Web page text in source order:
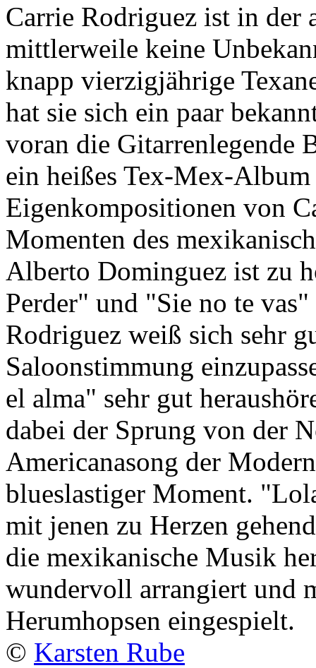
Carrie Rodriguez ist in der
mittlerweile keine
knapp vierzigjährige
hat sie sich ein paar
voran die Gitarrenlegende
ein heißes Tex-Mex-
Eigenkompositionen von
Momenten des
Alberto Dominguez ist zu
Perder" und "Sie no te
Rodriguez weiß sich sehr
Saloonstimmung
el alma" sehr gut
dabei der Sprung von der
Americanasong der
blueslastiger Moment.
mit jenen zu Herzen
die mexikanische Musik
wundervoll arrangiert und
Herumhopsen eingespielt.
© Karsten Rube